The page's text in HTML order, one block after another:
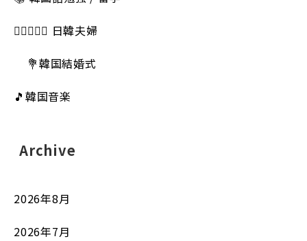
👩🏻‍❤️‍👨🏻 日韓夫婦
💐韓国結婚式
🎵韓国音楽
Archive
2026年8月
2026年7月